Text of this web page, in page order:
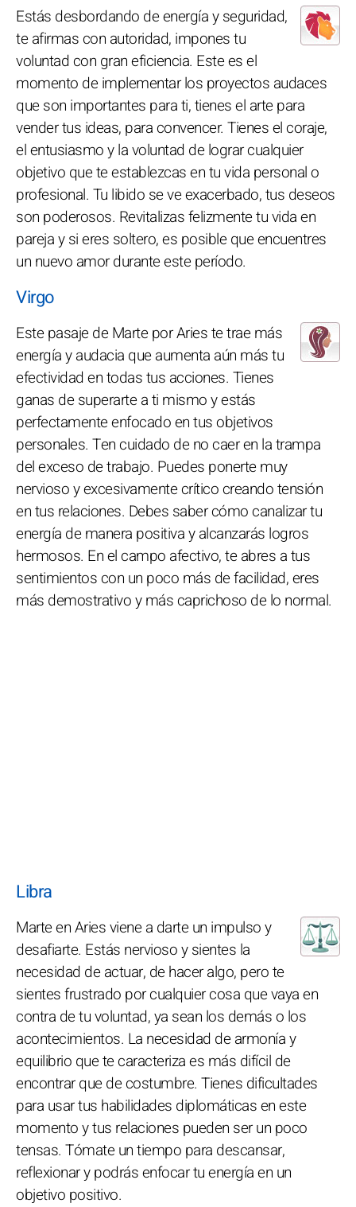
Estás desbordando de energía y seguridad,
te afirmas con autoridad, impones tu
voluntad con gran eficiencia. Este es el
momento de implementar los proyectos audaces
que son importantes para ti, tienes el arte para
vender tus ideas, para convencer. Tienes el coraje,
el entusiasmo y la voluntad de lograr cualquier
objetivo que te establezcas en tu vida personal o
profesional. Tu libido se ve exacerbado, tus deseos
son poderosos. Revitalizas felizmente tu vida en
pareja y si eres soltero, es posible que encuentres
un nuevo amor durante este período.
Virgo
Este pasaje de Marte por Aries te trae más
energía y audacia que aumenta aún más tu
efectividad en todas tus acciones. Tienes
ganas de superarte a ti mismo y estás
perfectamente enfocado en tus objetivos
personales. Ten cuidado de no caer en la trampa
del exceso de trabajo. Puedes ponerte muy
nervioso y excesivamente crítico creando tensión
en tus relaciones. Debes saber cómo canalizar tu
energía de manera positiva y alcanzarás logros
hermosos. En el campo afectivo, te abres a tus
sentimientos con un poco más de facilidad, eres
más demostrativo y más caprichoso de lo normal.
Libra
Marte en Aries viene a darte un impulso y
desafiarte. Estás nervioso y sientes la
necesidad de actuar, de hacer algo, pero te
sientes frustrado por cualquier cosa que vaya en
contra de tu voluntad, ya sean los demás o los
acontecimientos. La necesidad de armonía y
equilibrio que te caracteriza es más difícil de
encontrar que de costumbre. Tienes dificultades
para usar tus habilidades diplomáticas en este
momento y tus relaciones pueden ser un poco
tensas. Tómate un tiempo para descansar,
reflexionar y podrás enfocar tu energía en un
objetivo positivo.